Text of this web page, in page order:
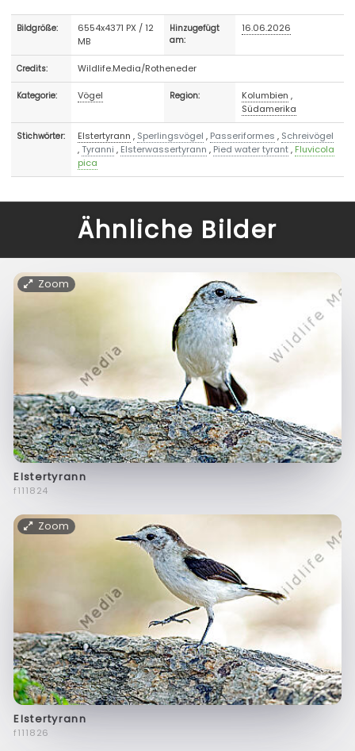
Bildgröße:
6554x4371 PX / 12
MB
Hinzugefügt
am:
16.06.2026
Credits: Wildlife.Media/Rotheneder
Kategorie: Vögel Region: Kolumbien ,
Südamerika
Stichwörter: Elstertyrann , Sperlingsvögel , Passeriformes , Schreivögel
,Tyranni , Elsterwassertyrann , Pied water tyrant, Fluvicola
pica
Ähnliche Bilder
Zoom
Elstertyrann
f111824
Zoom
Elstertyrann
f111826